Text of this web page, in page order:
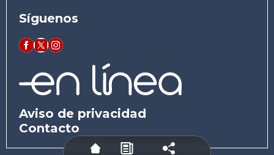
Síguenos
Aviso de privacidad
Contacto